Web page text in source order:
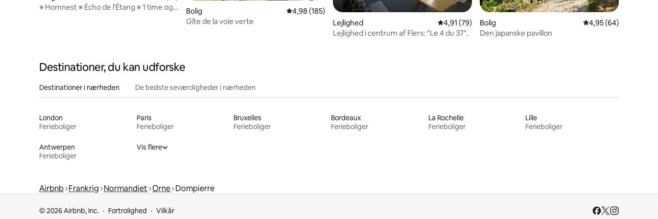
※ Homnest ※ Écho de l'Étang ※ 1 time og
Bolig 4,98 ud af 5 i gennemsnitlig bedømmelse, 185 omtaler
4,98 (185)
Gîte de la voie verte
Lejlighed 4,91 ud af 5 i gennemsnitlig bedømmelse, 79 omtaler
4,91 (79)
Lejlighed i centrum af Flers: "Le 4 du 37".
Bolig 4,95 ud af 5 i
4,95 (64)
Den japanske pavillon
Destinationer, du kan udforske
Destinationer i nærheden De bedste seværdigheder i nærheden
London
Ferieboliger
Paris
Ferieboliger
Bruxelles
Ferieboliger
Bordeaux
Ferieboliger
La Rochelle
Ferieboliger
Lille
Ferieboliger
Antwerpen
Ferieboliger
Vis flere
Airbnb Frankrig Normandiet Orne Dompierre
© 2026 Airbnb, Inc. Fortrolighed Vilkår